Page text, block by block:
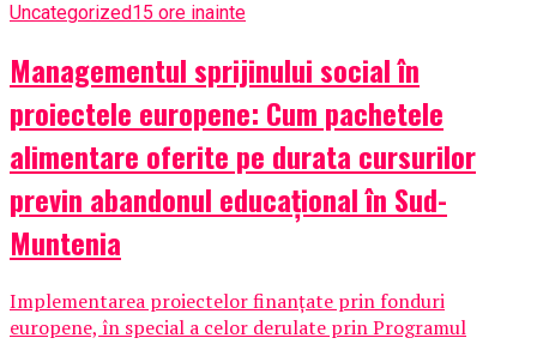
Uncategorized15 ore inainte
Managementul sprijinului social în
proiectele europene: Cum pachetele
alimentare oferite pe durata cursurilor
previn abandonul educațional în Sud-
Muntenia
Implementarea proiectelor finanțate prin fonduri
europene, în special a celor derulate prin Programul